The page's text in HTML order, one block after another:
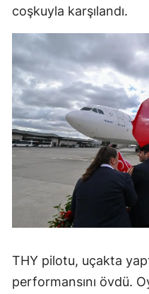
coşkuyla karşılandı.
THY pilotu, uçakta
performansını övdü.